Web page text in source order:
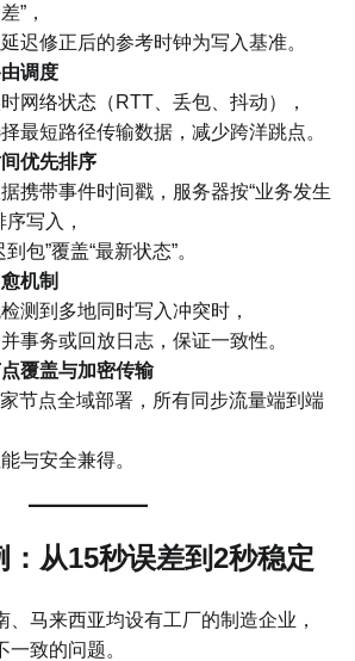
”，
迟修正后的参考时钟为写入基准。
调度
网络状态（RTT、丢包、抖动），
最短路径传输数据，减少跨洋跳点。
优先排序
携带事件时间戳，服务器按“业务发生
序写入，
到包”覆盖“最新状态”。
机制
测到多地同时写入冲突时，
事务或回放日志，保证一致性。
覆盖与加密传输
节点全域部署，所有同步流量端到端
与安全兼得。
：从15秒误差到2秒稳定
、马来西亚均设有工厂的制造企业，
致的问题。